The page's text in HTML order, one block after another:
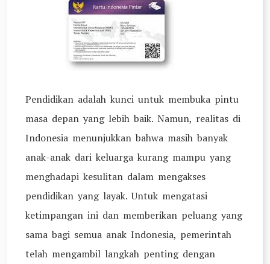
Pendidikan adalah kunci untuk membuka pintu
masa depan yang lebih baik. Namun, realitas di
Indonesia menunjukkan bahwa masih banyak
anak-anak dari keluarga kurang mampu yang
menghadapi kesulitan dalam mengakses
pendidikan yang layak. Untuk mengatasi
ketimpangan ini dan memberikan peluang yang
sama bagi semua anak Indonesia, pemerintah
telah mengambil langkah penting dengan